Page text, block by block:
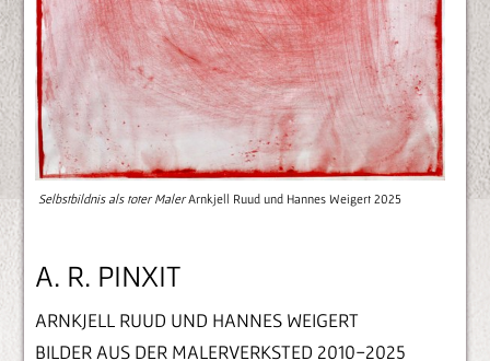
Selbstbildnis als toter MalerArnkjell Ruud und Hannes Weigert 2025
A. R. PINXIT
ARNKJELL RUUD UND HANNES WEIGERT
BILDER AUS DER MALERVERKSTED 2010-2025